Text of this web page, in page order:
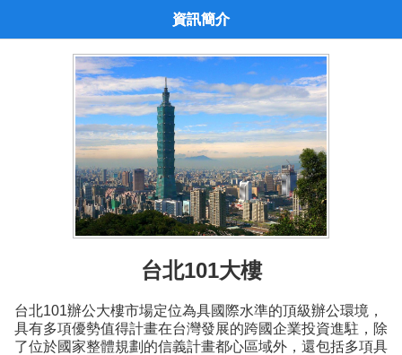
資訊簡介
台北101大樓
台北101辦公大樓市場定位為具國際水準的頂級辦公環境，
具有多項優勢值得計畫在台灣發展的跨國企業投資進駐，除
了位於國家整體規劃的信義計畫都心區域外，還包括多項具